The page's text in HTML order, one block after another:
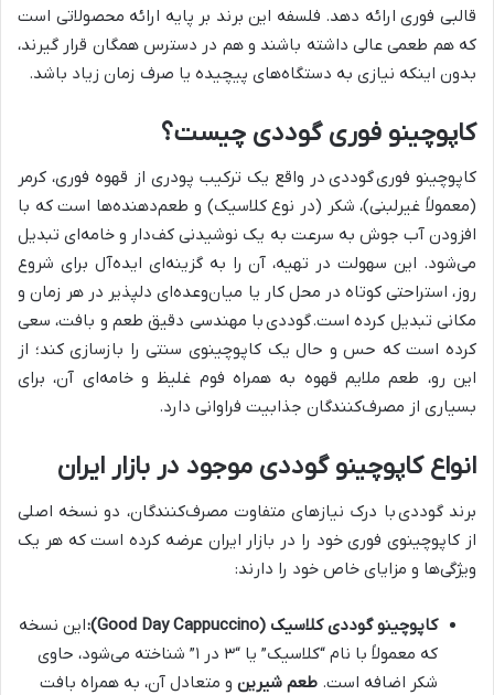
قالبی فوری ارائه دهد. فلسفه این برند بر پایه ارائه محصولاتی است
که هم طعمی عالی داشته باشند و هم در دسترس همگان قرار گیرند،
بدون اینکه نیازی به دستگاه‌های پیچیده یا صرف زمان زیاد باشد.
کاپوچینو فوری گوددی چیست؟
کاپوچینو فوریگوددی در واقع یک ترکیب پودری از قهوه فوری، کرمر
(معمولاً غیرلبنی)، شکر (در نوع کلاسیک) و طعم‌دهنده‌ها است که با
افزودن آب جوش به سرعت به یک نوشیدنی کف‌دار و خامه‌ای تبدیل
می‌شود. این سهولت در تهیه، آن را به گزینه‌ای ایده‌آل برای شروع
روز، استراحتی کوتاه در محل کار یا میان‌وعده‌ای دلپذیر در هر زمان و
مکانی تبدیل کرده است.گوددیبا مهندسی دقیق طعم و بافت، سعی
کرده است که حس و حال یک کاپوچینوی سنتی را بازسازی کند؛ از
این رو، طعم ملایم قهوه به همراه فوم غلیظ و خامه‌ای آن، برای
بسیاری از مصرف‌کنندگان جذابیت فراوانی دارد.
انواع کاپوچینو گوددی موجود در بازار ایران
برند گوددی با درک نیازهای متفاوت مصرف‌کنندگان، دو نسخه اصلی
از کاپوچینوی فوری خود را در بازار ایران عرضه کرده است که هر یک
ویژگی‌ها و مزایای خاص خود را دارند:
کاپوچینو گوددی کلاسیک (Good Day Cappuccino):
این نسخه
که معمولاً با نام “کلاسیک” یا “۳ در ۱” شناخته می‌شود، حاوی
شکر اضافه است. طعم شیرین و متعادل آن، به همراه بافت